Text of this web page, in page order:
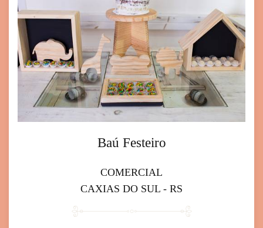
Baú Festeiro
COMERCIAL
CAXIAS DO SUL - RS